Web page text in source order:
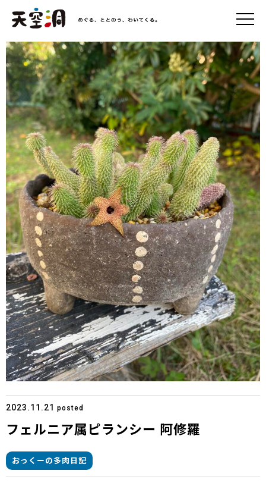
2023.11.21 posted
フェルニア属ピランシー 阿修羅
おっくーの多肉日記